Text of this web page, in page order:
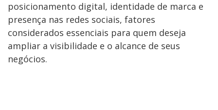
posicionamento digital, identidade de marca e
presença nas redes sociais, fatores
considerados essenciais para quem deseja
ampliar a visibilidade e o alcance de seus
negócios.